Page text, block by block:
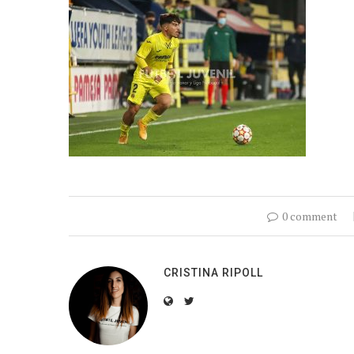
0 comment
CRISTINA RIPOLL